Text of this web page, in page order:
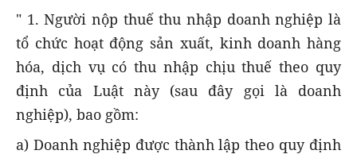
" 1. Người nộp thuế thu nhập doanh nghiệp là
tổ chức hoạt động sản xuất, kinh doanh hàng
hóa, dịch vụ có thu nhập chịu thuế theo quy
định của Luật này (sau đây gọi là doanh
nghiệp), bao gồm:
a) Doanh nghiệp được thành lập theo quy định